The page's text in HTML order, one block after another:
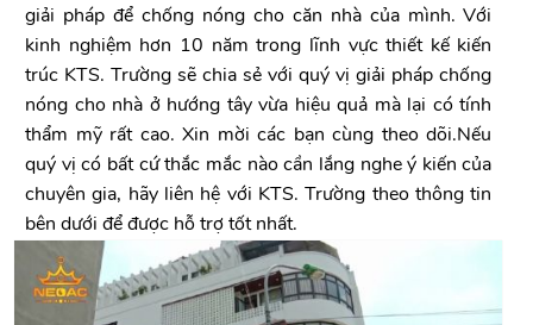
giải pháp để chống nóng cho căn nhà của mình. Với
kinh nghiệm hơn 10 năm trong lĩnh vực thiết kế kiến
trúc KTS. Trường sẽ chia sẻ với quý vị giải pháp chống
nóng cho nhà ở hướng tây vừa hiệu quả mà lại có tính
thẩm mỹ rất cao. Xin mời các bạn cùng theo dõi.Nếu
quý vị có bất cứ thắc mắc nào cần lắng nghe ý kiến của
chuyên gia, hãy liên hệ với KTS. Trường theo thông tin
bên dưới để được hỗ trợ tốt nhất.